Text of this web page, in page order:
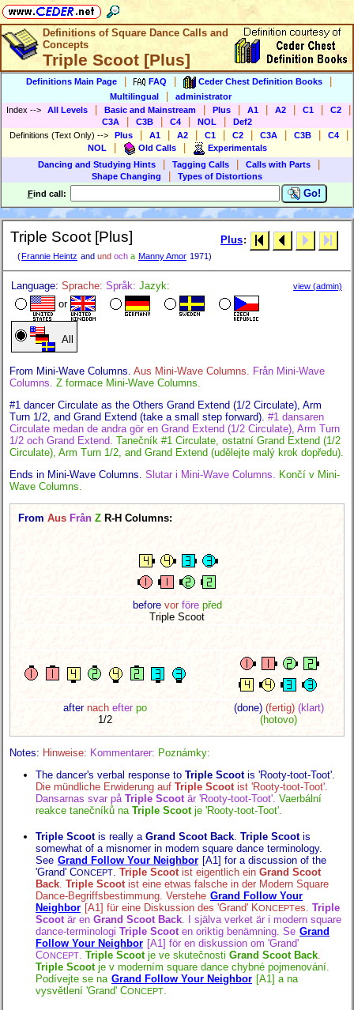
Definitions of Square Dance Calls and
Concepts
Triple Scoot [Plus]
Definitions Main Page FAQ Ceder Chest Definition Books
Multilingual
administrator
Index --> All Levels Basic and Mainstream Plus A1 A2 C1 C2
C3A C3B C4 NOL
Def2
Definitions (Text Only) --> Plus A1 A2 C1 C2 C3A C3B C4
NOL Old Calls
Experimentals
Dancing and Studying Hints
Tagging Calls Calls with Parts
Shape Changing
Types of Distortions
Find call: Go!
Triple Scoot [Plus]
( Frannie Heintz and und och a Manny Amor 1971)
Plus:
Language: Sprache: Språk: Jazyk:
or
All
view (admin)
From Mini-Wave Columns. Aus Mini-Wave Columns.
Från Mini-Wave
Columns. Z formace Mini-Wave Columns.
#1 dancer Circulate as the Others Grand Extend (1/2 Circulate), Arm
Turn 1/2, and Grand Extend (take a small step forward). #1 dansaren
Circulate medan de andra gör en Grand Extend (1/2 Circulate), Arm Turn
1/2 och Grand Extend. Tanečník #1 Circulate, ostatní Grand Extend (1/2
Circulate), Arm Turn 1/2, and Grand Extend (udělejte malý krok dopředu).
Ends in Mini-Wave Columns. Slutar i Mini-Wave Columns. Končí v Mini-
Wave Columns.
From Aus Från Z R-H Columns:
before vor före před
Triple Scoot
after nach efter po
1/2
(done) (fertig) (klart)
(hotovo)
Notes: Hinweise: Kommentarer: Poznámky:
The dancer's verbal response to Triple Scootis 'Rooty-toot-Toot'.
Die mündliche Erwiderung auf Triple Scootist 'Rooty-toot-Toot'.
Dansarnas svar på Triple Scootär 'Rooty-toot-Toot'. Vaerbální
reakce tanečníků na Triple Scootje 'Rooty-toot-Toot'.
Triple Scootis really a Grand Scoot Back. Triple Scootis
somewhat of a misnomer in modern square dance terminology.
See Grand Follow Your Neighbor [A1] for a discussion of the
'Grand' CONCEPT. Triple Scootist eigentlich ein Grand Scoot
Back. Triple Scootist eine etwas falsche in der Modern Square
Dance-Begriffsbestimmung. Verstehe Grand Follow Your
Neighbor [A1] für eine Diskussion des 'Grand' KONCEPTes. Triple
Scootär en Grand Scoot Back. I själva verket är i modern square
dance-terminologi Triple Scooten oriktig benämning. Se Grand
Follow Your Neighbor [A1] för en diskussion om 'Grand'
CONCEPT. Triple Scootje ve skutečnosti Grand Scoot Back.
Triple Scootje v moderním square dance chybné pojmenování.
Podívejte se na Grand Follow Your Neighbor [A1] a na
vysvětlení 'Grand' CONCEPT.